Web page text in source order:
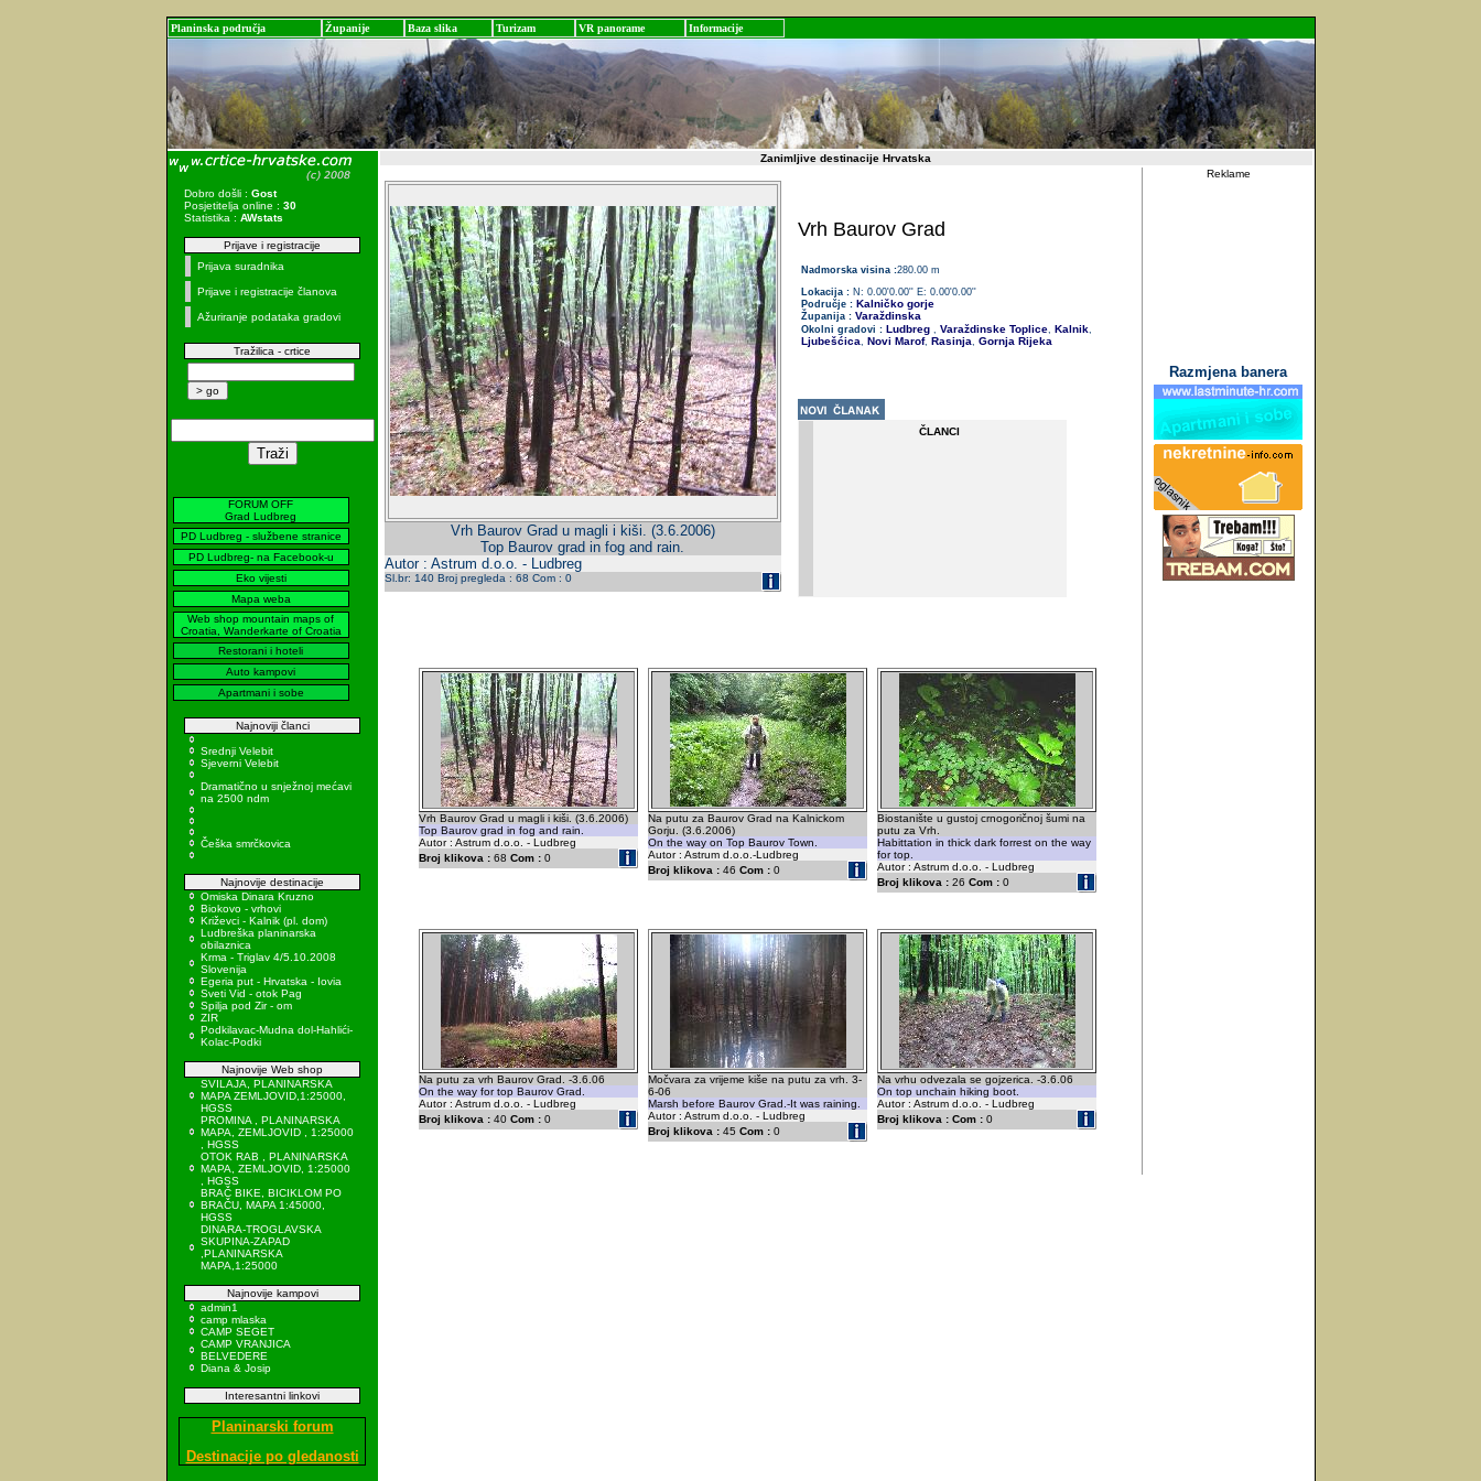
Planinska područja Županije Baza slika Turizam VR panorame Informacije
Dobro došli : Gost
Posjetitelja online : 30
Statistika : AWstats
Prijave i registracije
Prijava suradnika
Prijave i registracije članova
Ažuriranje podataka gradovi
Tražilica - crtice
FORUM OFF
Grad Ludbreg
PD Ludbreg - službene stranice
PD Ludbreg- na Facebook-u
Eko vijesti
Mapa weba
Web shop mountain maps of
Croatia, Wanderkarte of Croatia
Restorani i hoteli
Auto kampovi
Apartmani i sobe
Najnoviji članci
Srednji Velebit
Sjeverni Velebit
Dramatično u snježnoj mećavi
na 2500 ndm
Češka smrčkovica
Najnovije destinacije
Omiska Dinara Kruzno
Biokovo - vrhovi
Križevci - Kalnik (pl. dom)
Ludbreška planinarska
obilaznica
Krma - Triglav 4/5.10.2008
Slovenija
Egeria put - Hrvatska - Iovia
Sveti Vid - otok Pag
Spilja pod Zir - om
ZIR
Podkilavac-Mudna dol-Hahlići-
Kolac-Podki
Najnovije Web shop
SVILAJA, PLANINARSKA
MAPA ZEMLJOVID,1:25000,
HGSS
PROMINA , PLANINARSKA
MAPA, ZEMLJOVID , 1:25000
, HGSS
OTOK RAB , PLANINARSKA
MAPA, ZEMLJOVID, 1:25000
, HGSS
BRAČ BIKE, BICIKLOM PO
BRAČU, MAPA 1:45000,
HGSS
DINARA-TROGLAVSKA
SKUPINA-ZAPAD
,PLANINARSKA
MAPA,1:25000
Najnovije kampovi
admin1
camp mlaska
CAMP SEGET
CAMP VRANJICA
BELVEDERE
Diana & Josip
Interesantni linkovi
Planinarski forum
Destinacije po gledanosti
Zanimljive destinacije Hrvatska
Vrh Baurov Grad u magli i kiši. (3.6.2006)
Top Baurov grad in fog and rain.
Autor : Astrum d.o.o. - Ludbreg
Sl.br: 140 Broj pregleda : 68 Com : 0
Vrh Baurov Grad
Nadmorska visina :280.00 m
Lokacija :N: 0.00'0.00'' E: 0.00'0.00''
Područje :Kalničko gorje
Županija : Varaždinska
Okolni gradovi : Ludbreg , Varaždinske Toplice, Kalnik,
Ljubešćica, Novi Marof, Rasinja, Gornja Rijeka
ČLANCI
Vrh Baurov Grad u magli i kiši. (3.6.2006)
Top Baurov grad in fog and rain.
Autor : Astrum d.o.o. - Ludbreg
Broj klikova : 68 Com : 0
Na putu za Baurov Grad na Kalnickom
Gorju. (3.6.2006)
On the way on Top Baurov Town.
Autor : Astrum d.o.o.-Ludbreg
Broj klikova : 46 Com : 0
Biostanište u gustoj crnogoričnoj šumi na
putu za Vrh.
Habittation in thick dark forrest on the way
for top.
Autor : Astrum d.o.o. - Ludbreg
Broj klikova : 26 Com : 0
Na putu za vrh Baurov Grad. -3.6.06
On the way for top Baurov Grad.
Autor : Astrum d.o.o. - Ludbreg
Broj klikova : 40 Com : 0
Močvara za vrijeme kiše na putu za vrh. 3-
6-06
Marsh before Baurov Grad.-It was raining.
Autor : Astrum d.o.o. - Ludbreg
Broj klikova : 45 Com : 0
Na vrhu odvezala se gojzerica. -3.6.06
On top unchain hiking boot.
Autor : Astrum d.o.o. - Ludbreg
Broj klikova : Com : 0
Reklame
Razmjena banera